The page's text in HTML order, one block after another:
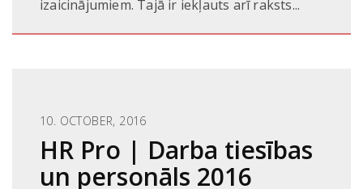
izaicinājumiem. Tajā ir iekļauts arī raksts...
10. OCTOBER, 2016
HR Pro | Darba tiesības
un personāls 2016